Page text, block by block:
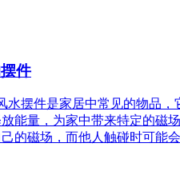
件
水摆件是家居中常见的物品
能量，为家中带来特定的磁
的磁场，而他人触碰时可能